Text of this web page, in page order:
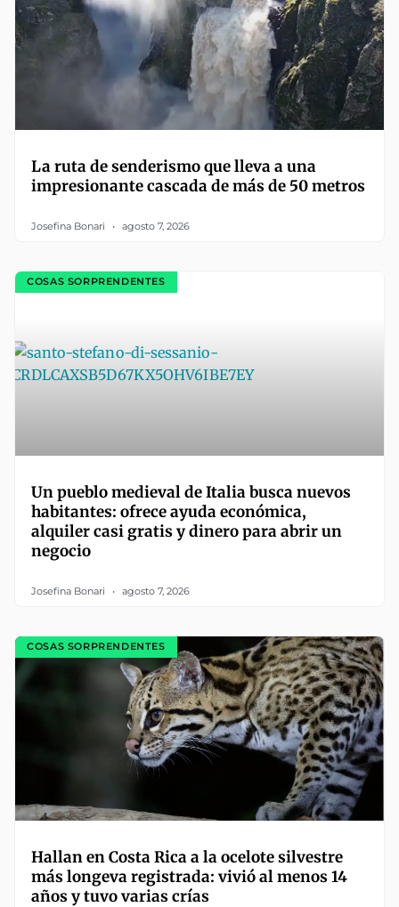
La ruta de senderismo que lleva a una
impresionante cascada de más de 50 metros
Josefina Bonari agosto 7, 2026
COSAS SORPRENDENTES
Un pueblo medieval de Italia busca nuevos
habitantes: ofrece ayuda económica,
alquiler casi gratis y dinero para abrir un
negocio
Josefina Bonari agosto 7, 2026
COSAS SORPRENDENTES
Hallan en Costa Rica a la ocelote silvestre
más longeva registrada: vivió al menos 14
años y tuvo varias crías